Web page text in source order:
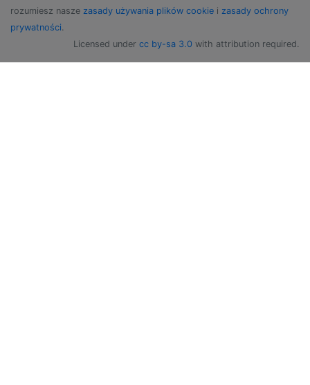
rozumiesz nasze zasady używania plików cookie i zasady ochrony
prywatności.
Licensed under cc by-sa 3.0 with attribution required.